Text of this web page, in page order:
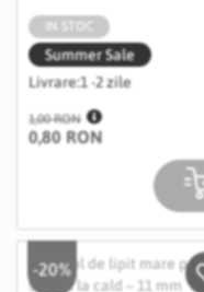
IN STOC
Summer Sale
Livrare:1 -2 zile
1,00 RON
0,80 RON
-20%